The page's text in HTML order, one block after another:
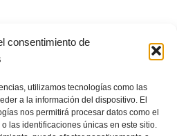
consentimiento de
utilizamos tecnologías como las
a la información del dispositivo. El
nos permitirá procesar datos como el
las identificaciones únicas en este sitio.
la Plana